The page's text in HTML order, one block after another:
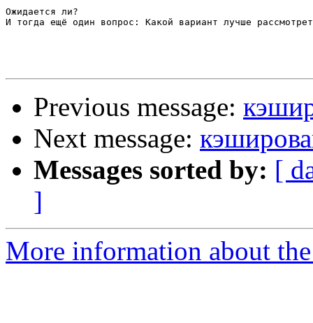
Ожидается ли?
И тогда ещё один вопрос: Какой вариант лучше
Previous message:
Next message:
Messages sorted by: [
]
More information about